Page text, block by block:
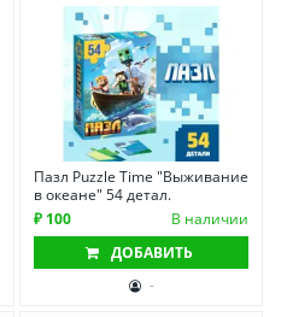
Пазл Puzzle Time "Выживание
в океане" 54 детал.
₽ 100
В наличии
ДОБАВИТЬ
-